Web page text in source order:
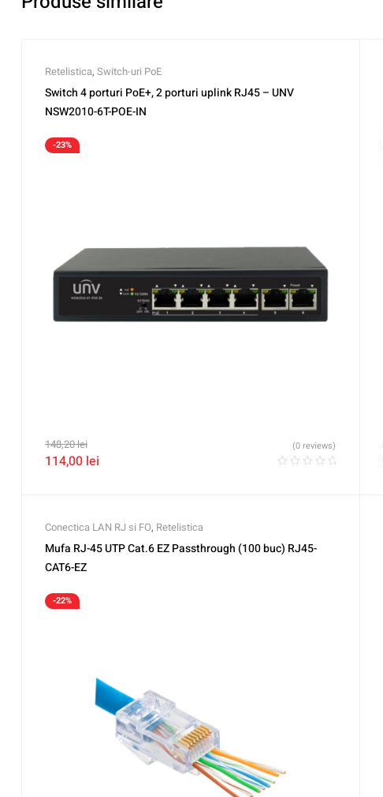
Retelistica, Switch-uri PoE
Switch 4 porturi PoE+, 2 porturi uplink RJ45 – UNV
NSW2010-6T-POE-IN
-23%
148,20lei
114,00 lei
(0 reviews)
Conectica LAN RJ si FO, Retelistica
Mufa RJ-45 UTP Cat.6 EZ Passthrough (100 buc) RJ45-
CAT6-EZ
-22%